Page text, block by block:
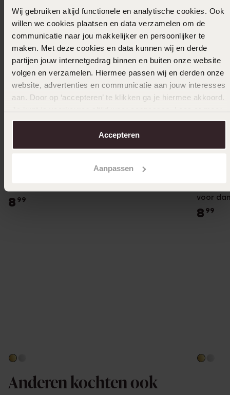
Wij gebruiken altijd functionele en analytische cookies. Ook
willen we cookies plaatsen en data verzamelen om de
communicatie naar jou makkelijker en persoonlijker te
maken. Met deze cookies en data kunnen wij en derde
partijen jouw internetgedrag binnen en buiten onze website
volgen en verzamelen. Hiermee passen wij en derden onze
website, advertenties en communicatie aan jouw interesses
aan. Door op ‘accepteren’ te klikken ga je hiermee akkoord.
over in onscookiebeleid.
Accepteren
Aanpassen
8 99
voor
8 99
Anderen kochten ook